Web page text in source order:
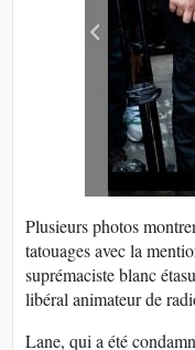
Plusieurs photos
tatouages avec la
suprémaciste blanc
libéral animateur de
Lane, qui a été